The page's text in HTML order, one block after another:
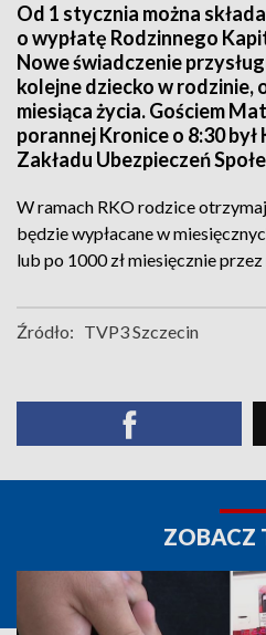
Od 1 stycznia można
o wypłatę Rodzinnego
Nowe świadczenie
kolejne dziecko w rodzinie,
miesiąca życia. Gościem
porannej Kronice o 8:30
Zakładu Ubezpieczeń
W ramach RKO rodzice
będzie wypłacane w
lub po 1000 zł miesięcznie
Źródło: TVP3 Szczecin
ZOBACZ